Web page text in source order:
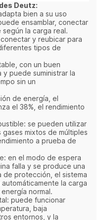
Deutz:
bien a su uso
ensamblar, conectar
la carga real.
y reubicar para
tipos de
con un buen
puede suministrar la
sin un
de energía, el
el 38%, el rendimiento
se pueden utilizar
mixtos de múltiples
a prueba de
en el modo de espera
falla y se produce una
protección, el sistema
la carga
normal.
puede funcionar
baja
entornos, y la